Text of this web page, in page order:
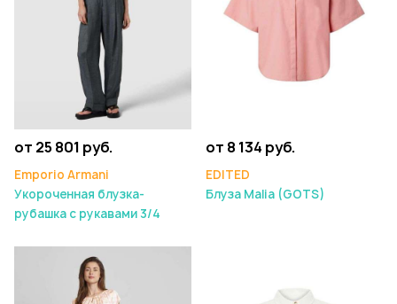
от 25 801 руб.
Emporio Armani
Укороченная блузка-
рубашка с рукавами 3/4
от 8 134 руб.
EDITED
Блуза Malia (GOTS)